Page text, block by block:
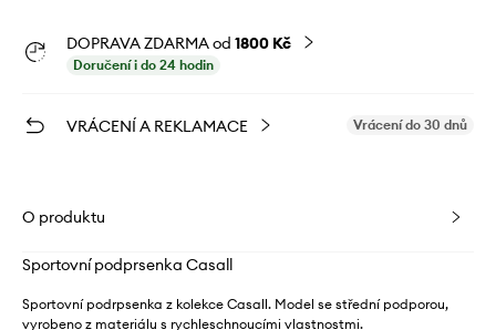
DOPRAVA ZDARMA od 1800 Kč
Doručení i do 24 hodin
VRÁCENÍ A REKLAMACE Vrácení do 30 dnů
O produktu
Sportovní podprsenka Casall
Sportovní podrpsenka z kolekce Casall. Model se střední podporou,
vyrobeno z materiálu s rychleschnoucími vlastnostmi.